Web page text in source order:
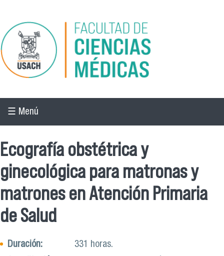
Pasar al contenido principal
☰ Menú
Ecografía obstétrica y
ginecológica para matronas y
matrones en Atención Primaria
de Salud
Duración:
331 horas.